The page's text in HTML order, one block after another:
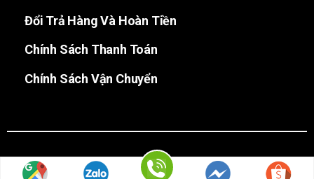
Đổi Trả Hàng Và Hoàn Tiền
Chính Sách Thanh Toán
Chính Sách Vận Chuyển
Copyrights © 2018. All Rights Reserved